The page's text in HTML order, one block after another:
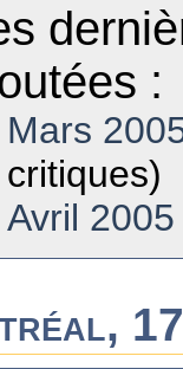
:
Mars
critiques)
Avril 2005